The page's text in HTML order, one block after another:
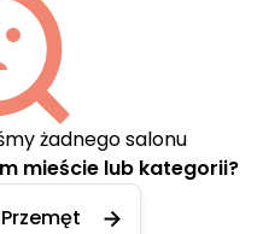
żadnego salonu
mieście lub kategorii?